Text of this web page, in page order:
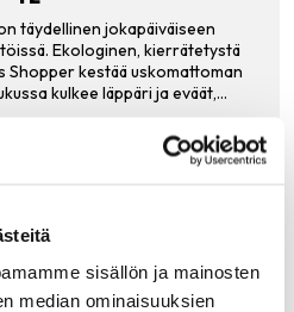
sisällön ja mainosten
median ominaisuuksien
täydellinen jokapäiväiseen
Ekologinen, kierrätetystä
Shopper kestää uskomattoman
kulkee läppäri ja eväät,…
€